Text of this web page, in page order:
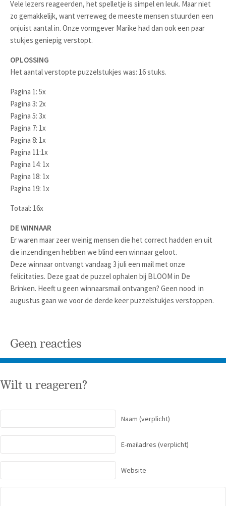
Vele lezers reageerden, het spelletje is simpel en leuk. Maar niet
zo gemakkelijk, want verreweg de meeste mensen stuurden een
onjuist aantal in. Onze vormgever Marike had dan ook een paar
stukjes geniepig verstopt.
OPLOSSING
Het aantal verstopte puzzelstukjes was: 16 stuks.
Pagina 1: 5x
Pagina 3: 2x
Pagina 5: 3x
Pagina 7: 1x
Pagina 8: 1x
Pagina 11:1x
Pagina 14: 1x
Pagina 18: 1x
Pagina 19: 1x
Totaal: 16x
DE WINNAAR
Er waren maar zeer weinig mensen die het correct hadden en uit
die inzendingen hebben we blind een winnaar geloot.
Deze winnaar ontvangt vandaag 3 juli een mail met onze
felicitaties. Deze gaat de puzzel ophalen bij BLOOM in De
Brinken. Heeft u geen winnaarsmail ontvangen? Geen nood: in
augustus gaan we voor de derde keer puzzelstukjes verstoppen.
Geen reacties
Wilt u reageren?
Naam (verplicht)
E-mailadres (verplicht)
Website